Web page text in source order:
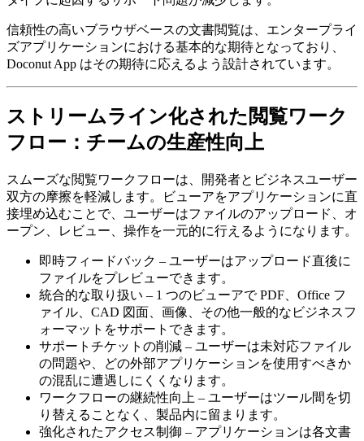
信頼性の高いブラウザベースの文書閲覧は、エンタープライ
ズアプリケーションにおける基本的な期待となっており、
Doconut App はその期待に応えるよう設計されています。
ストリームライン化された閲覧ワーク
フロー：チームの生産性向上
スムーズな閲覧ワークフローは、開発者とビジネスユーザー
双方の摩擦を軽減します。ビューアをアプリケーションに直
接埋め込むことで、ユーザーはファイルのアップロード、オ
ープン、レビュー、操作を一元的に行えるようになります。
即時フィードバック – ユーザーはアップロード直後に
ファイルをプレビューできます。
統合的な取り扱い – 1 つのビューアで PDF、Office フ
ァイル、CAD 図面、画像、その他一般的なビジネスフ
ォーマットをサポートできます。
サポートチケットの削減 – ユーザーは未対応ファイル
の問題や、どの外部アプリケーションを使用すべきか
の混乱に遭遇しにくくなります。
ワークフローの継続性向上 – ユーザーはツール間を切
り替えることなく、製品内に留まります。
強化されたアクセス制御 – アプリケーションは各文書